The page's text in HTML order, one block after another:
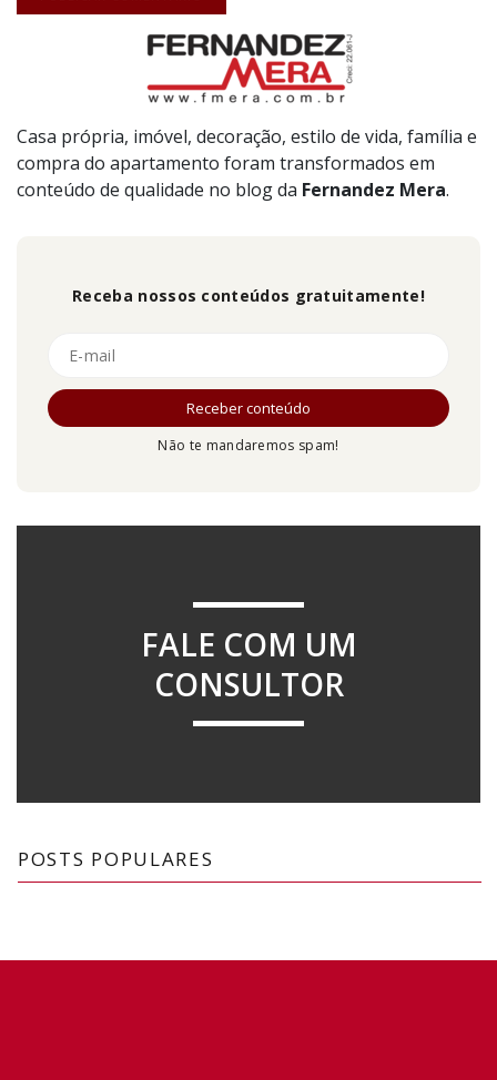
Casa própria, imóvel, decoração, estilo de vida, família e
compra do apartamento foram transformados em
conteúdo de qualidade no blog da Fernandez Mera.
Receba nossos conteúdos gratuitamente!
Não te mandaremos spam!
FALE COM UM
CONSULTOR
POSTS POPULARES